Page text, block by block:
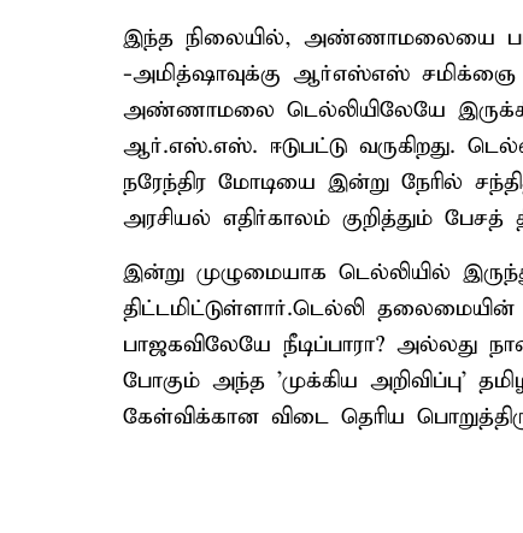
இந்த நிலையில், அண்ணாமலையை
-அமித்ஷாவுக்கு ஆர்எஸ்எஸ்
அண்ணாமலை டெல்லியிலேயே
ஆர்.எஸ்.எஸ். ஈடுபட்டு வருகிறது.
நரேந்திர மோடியை இன்று நேரில்
அரசியல் எதிர்காலம் குறித்தும்
இன்று முழுமையாக டெல்லியில்
திட்டமிட்டுள்ளார்.டெல்லி
பாஜகவிலேயே நீடிப்பாரா? அல்லது
போகும் அந்த 'முக்கிய அறிவிப்பு'
கேள்விக்கான விடை தெரிய